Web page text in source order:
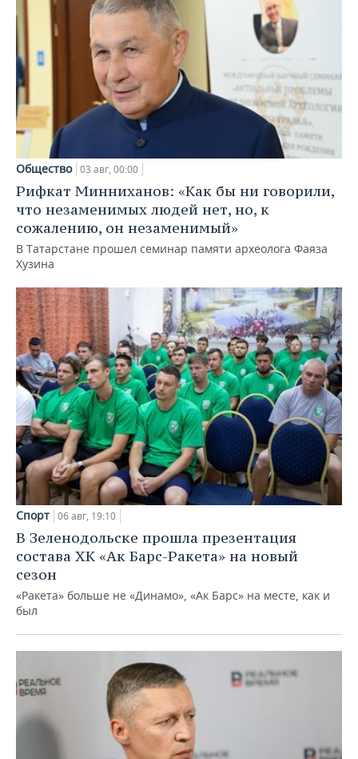
Общество 03 авг, 00:00
Рифкат Минниханов: «Как бы ни говорили,
что незаменимых людей нет, но, к
сожалению, он незаменимый»
В Татарстане прошел семинар памяти археолога Фаяза
Хузина
Спорт 06 авг, 19:10
В Зеленодольске прошла презентация
состава ХК «Ак Барс-Ракета» на новый
сезон
«Ракета» больше не «Динамо», «Ак Барс» на месте, как и
был